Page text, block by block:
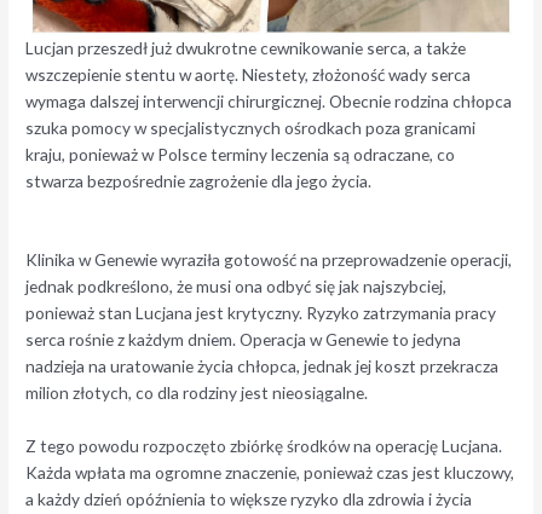
Lucjan przeszedł już dwukrotne cewnikowanie serca, a także
wszczepienie stentu w aortę. Niestety, złożoność wady serca
wymaga dalszej interwencji chirurgicznej. Obecnie rodzina chłopca
szuka pomocy w specjalistycznych ośrodkach poza granicami
kraju, ponieważ w Polsce terminy leczenia są odraczane, co
stwarza bezpośrednie zagrożenie dla jego życia.
Klinika w Genewie wyraziła gotowość na przeprowadzenie operacji,
jednak podkreślono, że musi ona odbyć się jak najszybciej,
ponieważ stan Lucjana jest krytyczny. Ryzyko zatrzymania pracy
serca rośnie z każdym dniem. Operacja w Genewie to jedyna
nadzieja na uratowanie życia chłopca, jednak jej koszt przekracza
milion złotych, co dla rodziny jest nieosiągalne.
Z tego powodu rozpoczęto zbiórkę środków na operację Lucjana.
Każda wpłata ma ogromne znaczenie, ponieważ czas jest kluczowy,
a każdy dzień opóźnienia to większe ryzyko dla zdrowia i życia